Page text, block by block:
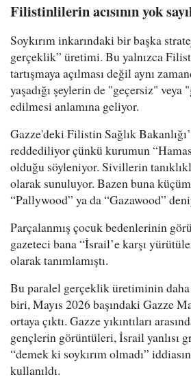
Filistinlilerin acısının yok
Soykırım inkarındaki bir başka
gerçeklik” üretimi. Bu yalnızca
tartışmaya açılması değil aynı
yaşadığı şeylerin de "geçersiz"
edilmesi anlamına geliyor.
Gazze'deki Filistin Sağlık
reddediliyor çünkü kurumun
olduğu söyleniyor. Sivillerin
olarak sunuluyor. Bazen buna
“Pallywood” ya da “Gazawood”
Parçalanmış çocuk bedenlerinin
gazeteci bana “İsrail’e karşı
olarak tanımlamıştı.
Bu paralel gerçeklik üretiminin
biri, Mayıs 2026 başındaki Gazze
ortaya çıktı. Gazze yıkıntıları
gençlerin görüntüleri, İsrail yanlısı
“demek ki soykırım olmadı”
kullanıldı.